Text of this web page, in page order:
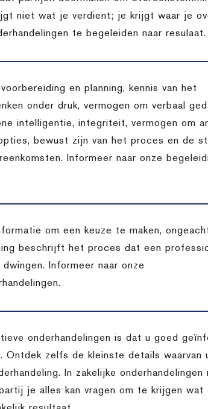
niet wat je verdient; je krijgt waar je
te begeleiden naar resulaat.
en planning, kennis van het
onder druk, vermogen om verbaal
intelligentie, integriteit, vermogen om
bewust zijn van het proces en de
Informeer naar onze
om een keuze te maken,
beschrijft het proces dat een
Informeer naar onze
onderhandelingen is dat u goed
zelfs de kleinste details waarvan
In zakelijke onderhandelingen
je alles kan vragen om te krijgen wat